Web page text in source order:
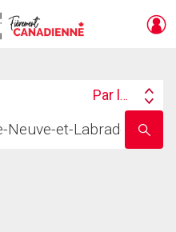
Search
Par lieu
nom